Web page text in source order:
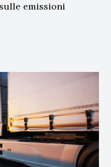
emissioni